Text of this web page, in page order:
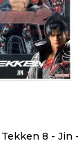
8 - Jin -